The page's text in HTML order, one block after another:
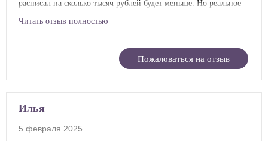
расписал на сколько тысяч рублей будет меньше. Но реальное
положение дел показало, что все это был обман. Позже в
Читать отзыв полностью
Пожаловаться на отзыв
Илья
5 февраля 2025